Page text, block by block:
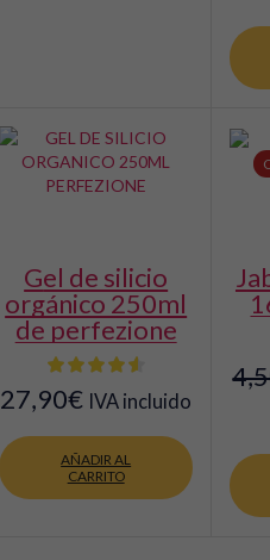
gel de silicio
orgánico 250ml
de perfezione
27,90€ IVA incluido
AÑADIR AL
CARRITO
jabón de ozono